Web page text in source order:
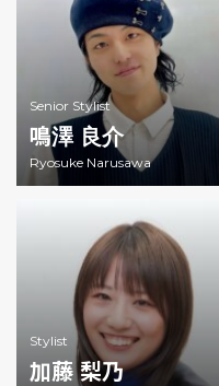
Senior Stylist
鳴澤 良介
Ryosuke Narusawa
Stylist
加藤 梨乃